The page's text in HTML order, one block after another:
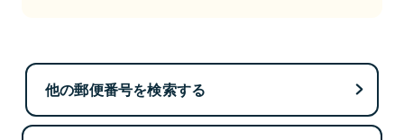
他の郵便番号を検索する